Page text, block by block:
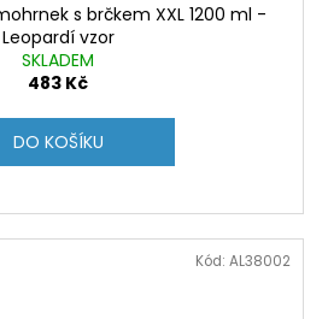
s brčkem XXL 1200 ml -
Leopardí vzor
SKLADEM
483 Kč
DO KOŠÍKU
Kód: AL38002